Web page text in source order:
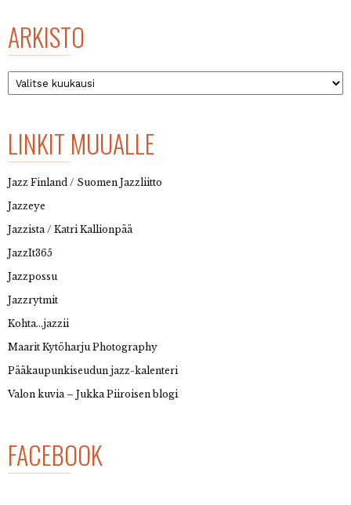
ARKISTO
Arkisto
LINKIT MUUALLE
Jazz Finland / Suomen Jazzliitto
Jazzeye
Jazzista / Katri Kallionpää
JazzIt365
Jazzpossu
Jazzrytmit
Kohta…jazzii
Maarit Kytöharju Photography
Pääkaupunkiseudun jazz-kalenteri
Valon kuvia – Jukka Piiroisen blogi
FACEBOOK